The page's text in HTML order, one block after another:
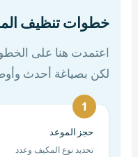
خطوات تنظيف
اعتمدت هنا على
لكن بصياغة أحدث
حجز الموعد
تحديد نوع المكيف وعدد